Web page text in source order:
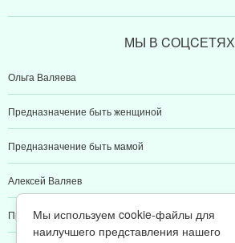
МЫ В CОЦCЕТЯХ
Ольга Валяева
Предназначение быть женщиной
Предназначение быть мамой
Алексей Валяев
Предназначение быть папой
Мы используем cookie-файлы для
наилучшего представления нашего